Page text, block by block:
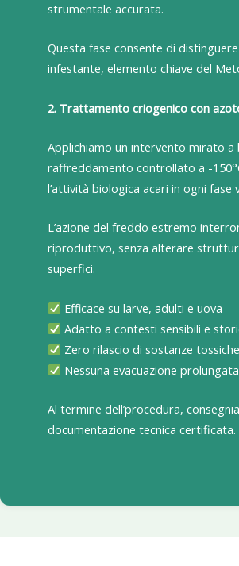
strumentale accurata.
Questa fase consente di
infestante, elemento chiave del
2. Trattamento criogenico con
Applichiamo un intervento mirato a
raffreddamento controllato a -
l’attività biologica acari in ogni fase
L’azione del freddo estremo
riproduttivo, senza alterare
superfici.
Efficace su larve, adulti e uova
Adatto a contesti sensibili e
Zero rilascio di sostanze tossiche
Nessuna evacuazione prolungata
Al termine dell’procedura,
documentazione tecnica certificata.